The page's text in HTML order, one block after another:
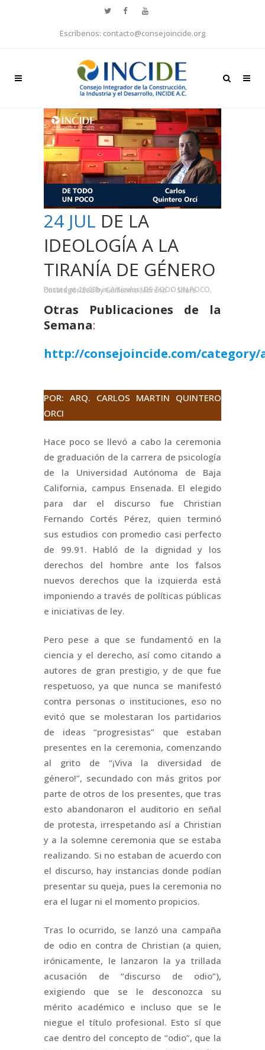
Escríbenos: contacto@consejoincide.org
24 JUL DE LA
IDEOLOGÍA A LA
TIRANÍA DE GÉNERO
Posted at 20:03hinArtículos,DE TODO UN POCO,
Uncategorized byGuillermo Moreno Share
Otras Publicaciones de la
Semana:
http://consejoincide.com/
POR: ARQ. CARLOS MARTIN QUINTERO
ORCI
Hace poco se llevó a cabo la ceremonia
de graduación de la carrera de psicología
de la Universidad Autónoma de Baja
California, campus Ensenada. El elegido
para dar el discurso fue Christian
Fernando Cortés Pérez, quien terminó
sus estudios con promedio casi perfecto
de 99.91. Habló de la dignidad y los
derechos del hombre ante los falsos
nuevos derechos que la izquierda está
imponiendo a través de políticas públicas
e iniciativas de ley.
Pero pese a que se fundamentó en la
ciencia y el derecho, así como citando a
autores de gran prestigio, y de que fue
respetuoso, ya que nunca se manifestó
contra personas o instituciones, eso no
evitó que se molestaran los partidarios
de ideas “progresistas” que estaban
presentes en la ceremonia, comenzando
al grito de “¡Viva la diversidad de
género!”, secundado con más gritos por
parte de otros de los presentes, que tras
esto abandonaron el auditorio en señal
de protesta, irrespetando así a Christian
y a la solemne ceremonia que se estaba
realizando. Si no estaban de acuerdo con
el discurso, hay instancias donde podían
presentar su queja, pues la ceremonia no
era el lugar ni el momento propicios.
Tras lo ocurrido, se lanzó una campaña
de odio en contra de Christian (a quien,
irónicamente, le lanzaron la ya trillada
acusación de “discurso de odio”),
exigiendo que se le desconozca su
mérito académico e incluso que se le
niegue el título profesional. Esto sí que
cae dentro del concepto de “odio”, que la